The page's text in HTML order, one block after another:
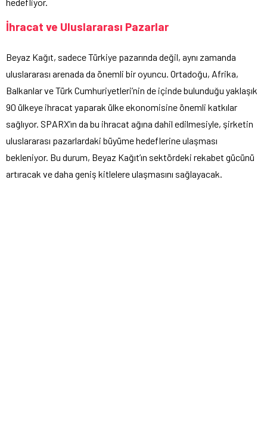
hedefliyor.
İhracat ve Uluslararası Pazarlar
Beyaz Kağıt, sadece Türkiye pazarında değil, aynı zamanda
uluslararası arenada da önemli bir oyuncu. Ortadoğu, Afrika,
Balkanlar ve Türk Cumhuriyetleri’nin de içinde bulunduğu yaklaşık
90 ülkeye ihracat yaparak ülke ekonomisine önemli katkılar
sağlıyor. SPARX’ın da bu ihracat ağına dahil edilmesiyle, şirketin
uluslararası pazarlardaki büyüme hedeflerine ulaşması
bekleniyor. Bu durum, Beyaz Kağıt’ın sektördeki rekabet gücünü
artıracak ve daha geniş kitlelere ulaşmasını sağlayacak.